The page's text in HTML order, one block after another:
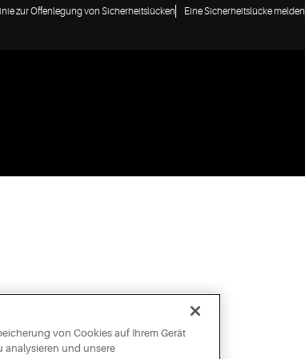
zur Offenlegung von Sicherheitslücken Eine Sicherheitslücke melden
von Cookies auf Ihrem Gerät
analysieren und unsere